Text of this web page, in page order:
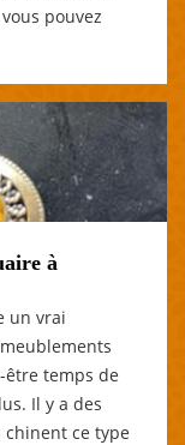
pouvez
à
un vrai
temps de
Il y a des
ce type